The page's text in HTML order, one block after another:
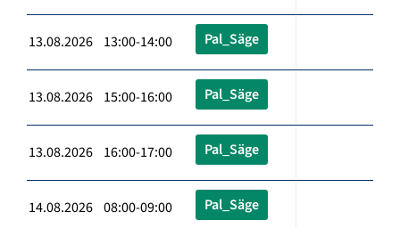
13.08.2026 13:00-14:00 Pal_Säge
13.08.2026 15:00-16:00 Pal_Säge
13.08.2026 16:00-17:00 Pal_Säge
14.08.2026 08:00-09:00 Pal_Säge